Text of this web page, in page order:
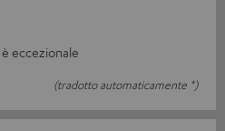
eccezionale
(tradotto automaticamente *)